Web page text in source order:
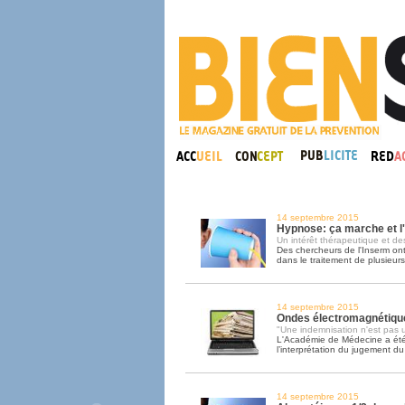
14 septembre 2015
Hypnose: ça marche et
Un intérêt thérapeutique et
Des chercheurs de l'Inserm
dans le traitement de
14 septembre 2015
Ondes
"Une indemnisation n'est pas
L'Académie de Médecine a
l’interprétation du jugement
14 septembre 2015